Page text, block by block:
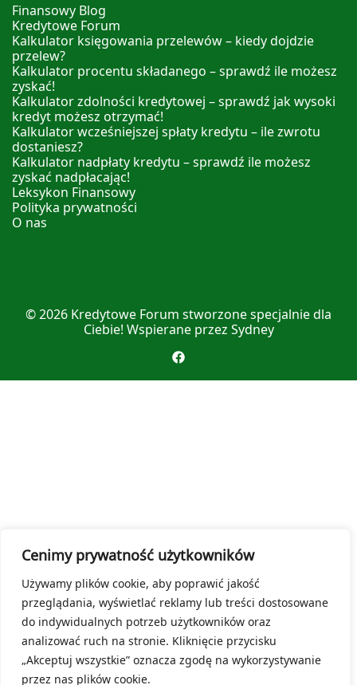
Cenimy prywatność użytkowników
Używamy plików cookie, aby poprawić jakość
przeglądania, wyświetlać reklamy lub treści dostosowane
do indywidualnych potrzeb użytkowników oraz
analizować ruch na stronie. Kliknięcie przycisku
„Akceptuj wszystkie” oznacza zgodę na wykorzystywanie
przez nas plików cookie.
Finansowy Blog
Kredytowe Forum
Kalkulator księgowania przelewów – kiedy dojdzie
przelew?
Kalkulator procentu składanego – sprawdź ile możesz
zyskać!
Kalkulator zdolności kredytowej – sprawdź jak wysoki
kredyt możesz otrzymać!
Kalkulator wcześniejszej spłaty kredytu – ile zwrotu
dostaniesz?
Kalkulator nadpłaty kredytu – sprawdź ile możesz
zyskać nadpłacając!
Leksykon Finansowy
Polityka prywatności
O nas
© 2026 Kredytowe Forum stworzone specjalnie dla
Ciebie! Wspierane przez Sydney